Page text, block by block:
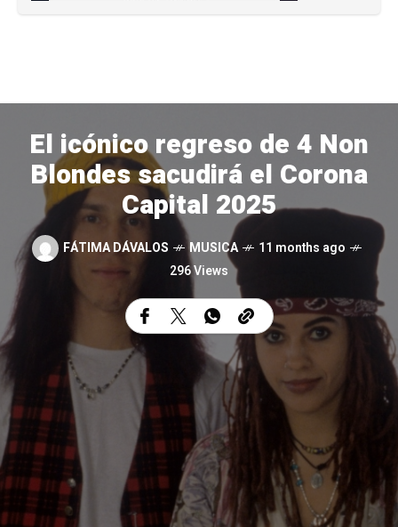
El icónico regreso de 4 Non
Blondes sacudirá el Corona
Capital 2025
FÁTIMA DÁVALOS MUSICA
11 months ago
296 Views